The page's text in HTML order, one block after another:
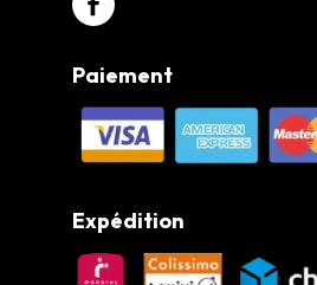
Paiement
Expédition